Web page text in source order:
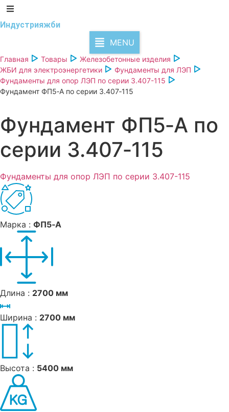
Индустрияжби
MENU
Главная Товары
Железобетонные изделия
ЖБИ для электроэнергетики
Фундаменты для ЛЭП
Фундаменты для опор ЛЭП по серии 3.407-115
Фундамент ФП5‑А по серии 3.407‑115
Фундамент ФП5‑А по
серии 3.407‑115
Фундаменты для опор ЛЭП по серии 3.407-115
Марка : ФП5‑А
Длина : 2700 мм
Ширина : 2700 мм
Высота : 5400 мм